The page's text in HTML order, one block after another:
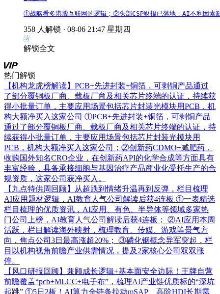
①战略看多港股互联网的逻辑；②头部CSP财报已落地，AI不利因素
358 人解锁 · 08-06 21:47 星期四
解锁全文
热门解锁
【机构龙虎榜解读】PCB+先进封装+铜箔，可剥铜产品通过
了部分覆铜板厂商、载板厂商及相关芯片终端的认证，持续获
得小批量订单，主要应用场景包括芯片封装光模块用PCB，机
构大额净买入这家公司 ①PCB+先进封装+铜箔，可剥铜产品
通过了部分覆铜板厂商、载板厂商及相关芯片终端的认证，持
续获得小批量订单，主要应用场景包括芯片封装光模块用
PCB，机构大额净买入这家公司；②创新药CDMO+减肥药，
收购国外知名CRO企业，在创新药API的化学合成等方面具有
丰富经验，具备承接细胞与基因治疗产品商业化受托生产的合
规资质，这家公司获净买入。
【九点特供周回顾】从超跌到情绪升温再到反弹，栏目梳理
AI应用题材逻辑，AI教育人气公司解读后获4连板 ①一表精选
栏目梳理的优质资讯，AI应用、有色、半导体等领域多家热
门公司上榜，AI教育人气公司解读后获4连板； ②AI应用本周
活跃，栏目解读海外映射，梳理教育、传媒、游戏等景气方
向，焦点公司3日最高涨超20%； ③磷化铟概念异军突起，栏
目以机构视角前瞻产业供需情况，提及2家核心公司双双涨
停。
【风口研报回顾】兼顾成长逻辑+基本面安全边际！王牌自营
前瞻覆盖“pcb+MLCC+电子布”，梳理AI产业链优质标的“深坑
起跳” ①5日2板！AI算力全链条拉动mSAP、高阶HDI长期需